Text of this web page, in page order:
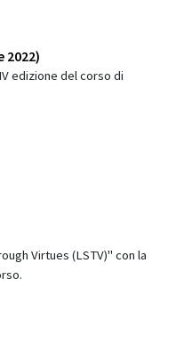
edizione del corso di
Virtues (LSTV)" con la